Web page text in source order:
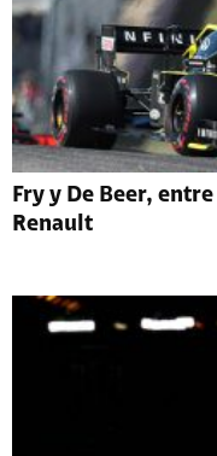
Fry y De Beer,
Renault